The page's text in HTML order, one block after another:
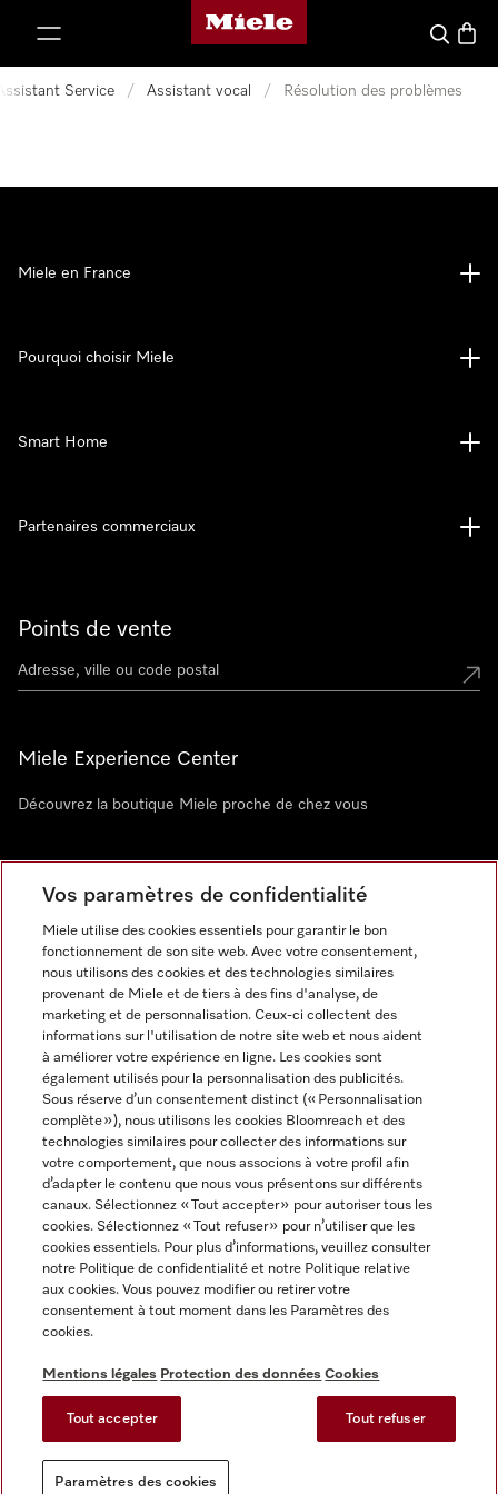
Page d'accueil Miele
Search
Service / Assistant vocal / Résolution des problèmes
Points de vente
Miele Experience Center
Découvrez la boutique Miele proche de chez vous
Newsletter
Miele en France
Pourquoi choisir Miele
Smart Home
Partenaires commerciaux
Mentions légales
CGV
Protection des données
Conditions d'utilisation
Reglement sur les services numeriques
Paramètres des cookies
Miele sur Instagram
Miele sur Facebook
Miele sur Youtube
Vos paramètres de confidentialité
Miele utilise des cookies essentiels pour garantir le bon
fonctionnement de son site web. Avec votre consentement,
nous utilisons des cookies et des technologies similaires
provenant de Miele et de tiers à des fins d'analyse, de
marketing et de personnalisation. Ceux-ci collectent des
informations sur l'utilisation de notre site web et nous aident
à améliorer votre expérience en ligne. Les cookies sont
également utilisés pour la personnalisation des publicités.
Sous réserve d’un consentement distinct (« Personnalisation
complète »), nous utilisons les cookies Bloomreach et des
technologies similaires pour collecter des informations sur
votre comportement, que nous associons à votre profil afin
d’adapter le contenu que nous vous présentons sur différents
canaux. Sélectionnez « Tout accepter » pour autoriser tous les
cookies. Sélectionnez « Tout refuser » pour n’utiliser que les
cookies essentiels. Pour plus d’informations, veuillez consulter
notre Politique de confidentialité et notre Politique relative
aux cookies. Vous pouvez modifier ou retirer votre
consentement à tout moment dans les Paramètres des
cookies.
Mentions légales Protection des données Cookies
Tout accepter Tout refuser
Paramètres des cookies